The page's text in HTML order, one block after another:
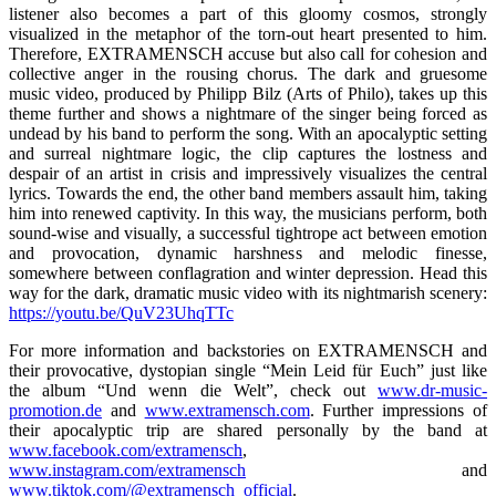
listener also becomes a part of this gloomy cosmos, strongly
visualized in the metaphor of the torn-out heart presented to him.
Therefore, EXTRAMENSCH accuse but also call for cohesion and
collective anger in the rousing chorus. The dark and gruesome
music video, produced by Philipp Bilz (Arts of Philo), takes up this
theme further and shows a nightmare of the singer being forced as
undead by his band to perform the song. With an apocalyptic setting
and surreal nightmare logic, the clip captures the lostness and
despair of an artist in crisis and impressively visualizes the central
lyrics. Towards the end, the other band members assault him, taking
him into renewed captivity. In this way, the musicians perform, both
sound-wise and visually, a successful tightrope act between emotion
and provocation, dynamic harshness and melodic finesse,
somewhere between conflagration and winter depression. Head this
way for the dark, dramatic music video with its nightmarish scenery:
https://youtu.be/QuV23UhqTTc
For more information and backstories on EXTRAMENSCH and
their provocative, dystopian single “Mein Leid für Euch” just like
the album “Und wenn die Welt”, check out www.dr-music-
promotion.de and www.extramensch.com. Further impressions of
their apocalyptic trip are shared personally by the band at
www.facebook.com/extramensch,
www.instagram.com/extramensch and
www.tiktok.com/@extramensch_official.